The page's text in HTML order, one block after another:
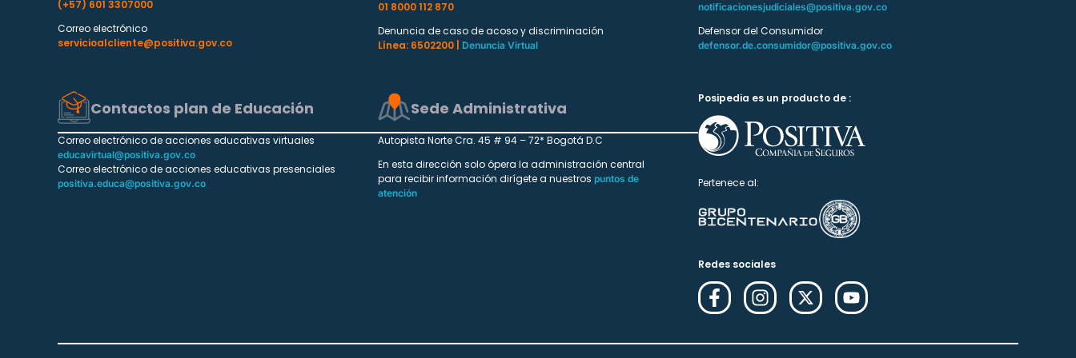
(+57) 601 3307000
Correo electrónico
servicioalcliente@positiva.gov.co
01 8000 112 870
Denuncia de caso de acoso y discriminación
Línea: 6502200 |
Denuncia Virtual
notificacionesjudiciales@positiva.gov.co
Defensor del Consumidor
defensor.de.consumidor@positiva.gov.co
Contactos plan de Educación
Correo electrónico de acciones educativas virtuales
educavirtual@positiva.gov.co
Correo electrónico de acciones educativas presenciales
positiva.educa@positiva.gov.co
Sede Administrativa
Autopista Norte Cra. 45 # 94 – 72* Bogotá D.C
En esta dirección solo ópera la administración central
para recibir información dirígete a nuestros puntos de
atención
Posipedia es un producto de :
Pertenece al:
Redes sociales